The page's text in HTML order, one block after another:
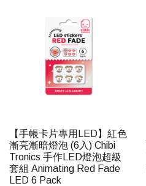
【手帳卡片專用LED】紅色
漸亮漸暗燈泡 (6入) Chibi
Tronics 手作LED燈泡超級
套組 Animating Red Fade
LED 6 Pack